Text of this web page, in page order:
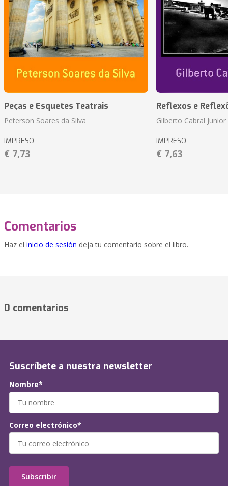
Peças e Esquetes Teatrais
Peterson Soares da Silva
IMPRESO
€ 7,73
Reflexos e
Gilberto Cabral Junior
IMPRESO
€ 7,63
Comentarios
Haz el inicio de sesión deja tu comentario sobre el libro.
0 comentarios
Suscríbete a nuestra newsletter
Nombre*
Correo electrónico*
Subscribir